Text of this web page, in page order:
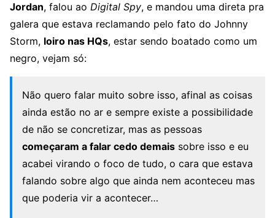
Jordan, falou ao Digital Spy, e mandou uma direta pra
galera que estava reclamando pelo fato do Johnny
Storm, loiro nas HQs, estar sendo boatado como um
negro, vejam só:
Não quero falar muito sobre isso, afinal as coisas
ainda estão no ar e sempre existe a possibilidade
de não se concretizar, mas as pessoas
começaram a falar cedo demais sobre isso e eu
acabei virando o foco de tudo, o cara que estava
falando sobre algo que ainda nem aconteceu mas
que poderia vir a acontecer…